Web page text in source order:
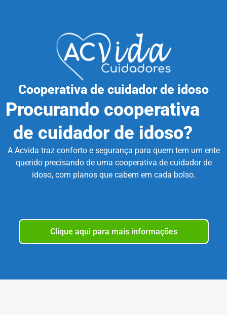
Cooperativa de cuidador de idoso
Procurando cooperativa
de cuidador de idoso?
A Acvida traz conforto e segurança para quem tem um ente
querido precisando de uma cooperativa de cuidador de
idoso, com planos que cabem em cada bolso.
Clique aqui para mais informações